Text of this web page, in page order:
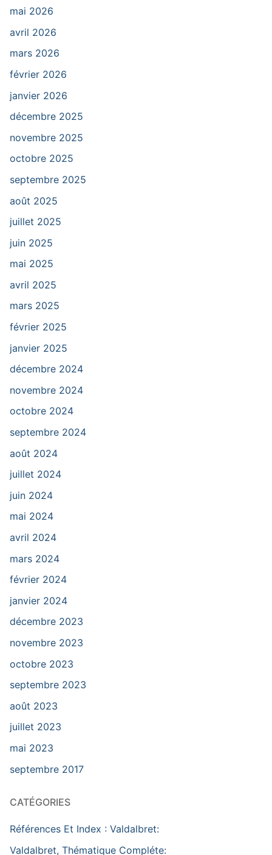
mai 2026
avril 2026
mars 2026
février 2026
janvier 2026
décembre 2025
novembre 2025
octobre 2025
septembre 2025
août 2025
juillet 2025
juin 2025
mai 2025
avril 2025
mars 2025
février 2025
janvier 2025
décembre 2024
novembre 2024
octobre 2024
septembre 2024
août 2024
juillet 2024
juin 2024
mai 2024
avril 2024
mars 2024
février 2024
janvier 2024
décembre 2023
novembre 2023
octobre 2023
septembre 2023
août 2023
juillet 2023
mai 2023
septembre 2017
CATÉGORIES
Références Et Index : Valdalbret:
Valdalbret, Thématique Compléte: